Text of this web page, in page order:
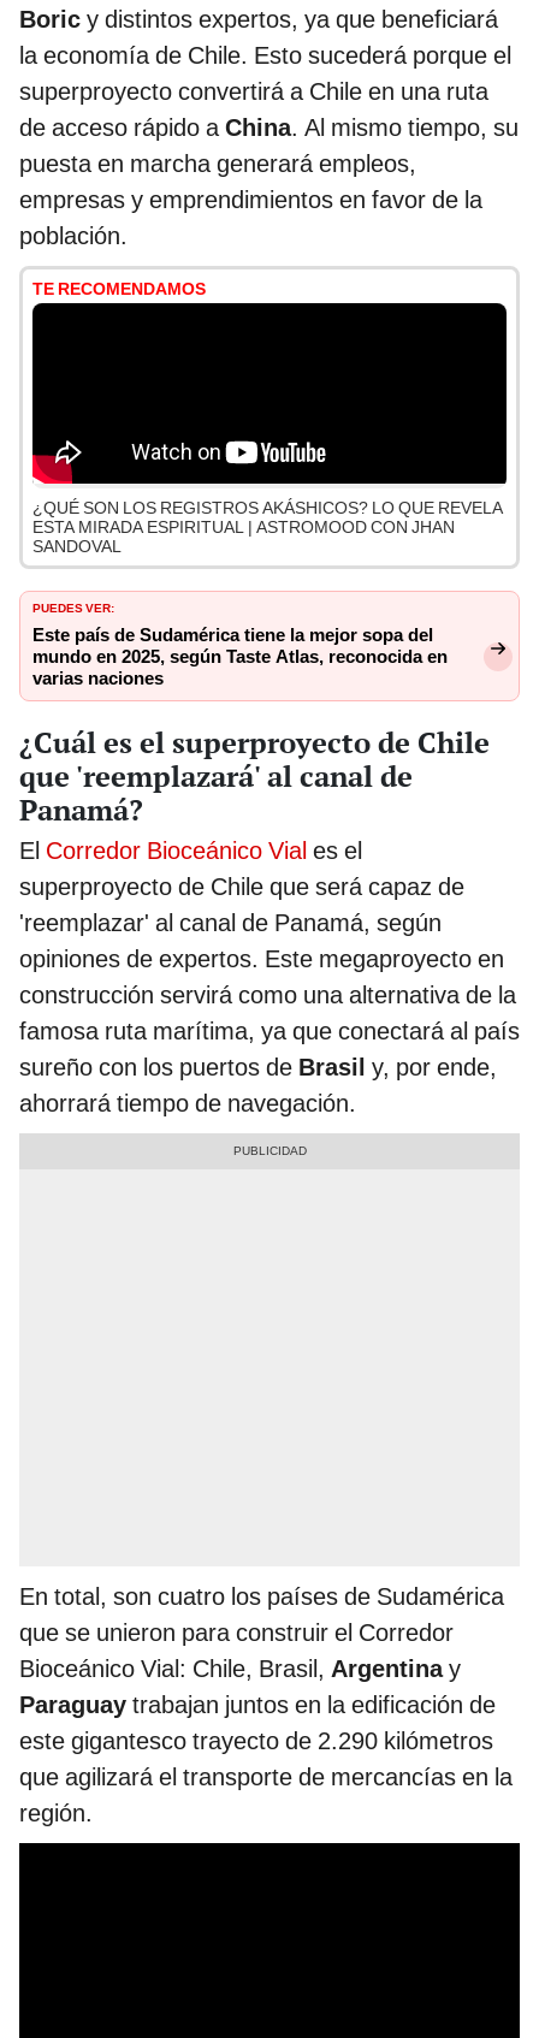
Boric y distintos expertos, ya que beneficiará
la economía de Chile. Esto sucederá porque el
superproyecto convertirá a Chile en una ruta
de acceso rápido aChina. Al mismo tiempo, su
puesta en marcha generará empleos,
empresas y emprendimientos en favor de la
población.
TE RECOMENDAMOS
¿QUÉ SON LOS REGISTROS AKÁSHICOS? LO QUE REVELA
ESTA MIRADA ESPIRITUAL | ASTROMOOD CON JHAN
SANDOVAL
PUEDES VER:
Este país de Sudamérica tiene la mejor sopa del
mundo en 2025, según Taste Atlas, reconocida en
varias naciones
¿Cuál es el superproyecto de Chile
que 'reemplazará' al canal de
Panamá?
El Corredor Bioceánico Vial es el
superproyecto de Chile que será capaz de
'reemplazar' al canal de Panamá, según
opiniones de expertos. Este megaproyecto en
construcción servirá como una alternativa de la
famosa ruta marítima, ya que conectará al país
sureño con los puertos de Brasil y, por ende,
ahorrará tiempo de navegación.
En total, son cuatro los países de Sudamérica
que se unieron para construir el Corredor
Bioceánico Vial: Chile, Brasil, Argentinay
Paraguay trabajan juntos en la edificación de
este gigantesco trayecto de 2.290 kilómetros
que agilizará el transporte de mercancías en la
región.